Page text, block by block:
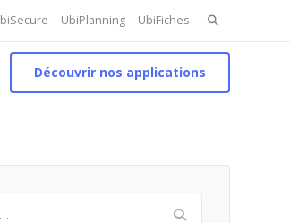
UbiPlanning UbiFiches Search
for:
Découvrir nos applications